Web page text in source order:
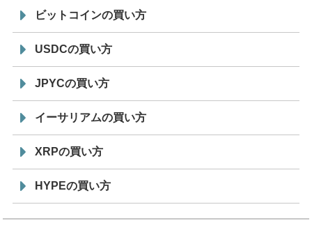
ビットコインの買い方
USDCの買い方
JPYCの買い方
イーサリアムの買い方
XRPの買い方
HYPEの買い方